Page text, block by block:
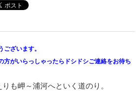
ざいます。
方がいらっしゃったらドシドシご連絡をお待ち
も岬～浦河へといく道のり。